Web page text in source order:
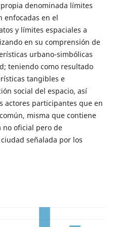
denominada límites
enfocadas en el
y límites espaciales a
en su comprensión de
urbano-simbólicas
teniendo como resultado
tangibles e
social del espacio, así
actores participantes que en
misma que contiene
oficial pero de
señalada por los